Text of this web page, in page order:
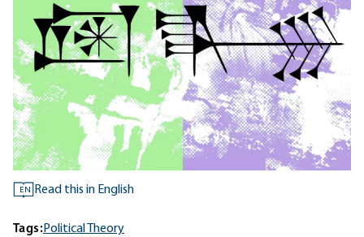
EN Read this in English
Tags:Political Theory